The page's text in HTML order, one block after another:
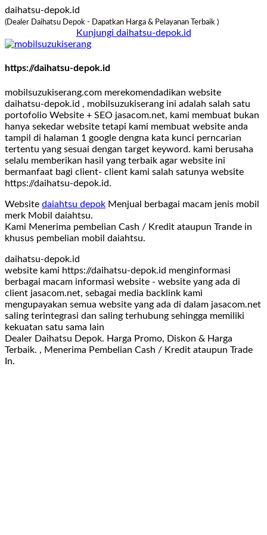
daihatsu-depok.id
(Dealer Daihatsu Depok - Dapatkan Harga & Pelayanan Terbaik )
Kunjungi daihatsu-depok.id
https://daihatsu-depok.id
mobilsuzukiserang.com merekomendadikan website
daihatsu-depok.id , mobilsuzukiserang ini adalah salah satu
portofolio Website + SEO jasacom.net, kami membuat bukan
hanya sekedar website tetapi kami membuat website anda
tampil di halaman 1 google dengna kata kunci perncarian
tertentu yang sesuai dengan target keyword. kami berusaha
selalu memberikan hasil yang terbaik agar website ini
bermanfaat bagi client- client kami salah satunya website
https://daihatsu-depok.id.
Website daiahtsu depok Menjual berbagai macam jenis mobil
merk Mobil daiahtsu.
Kami Menerima pembelian Cash / Kredit ataupun Trande in
khusus pembelian mobil daiahtsu.
daihatsu-depok.id
website kami https://daihatsu-depok.id menginformasi
berbagai macam informasi website - website yang ada di
client jasacom.net, sebagai media backlink kami
mengupayakan semua website yang ada di dalam jasacom.net
saling terintegrasi dan saling terhubung sehingga memiliki
kekuatan satu sama lain
Dealer Daihatsu Depok. Harga Promo, Diskon & Harga
Terbaik. , Menerima Pembelian Cash / Kredit ataupun Trade
In.